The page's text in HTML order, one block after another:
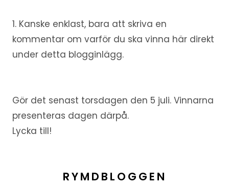
1. Kanske enklast, bara att skriva en
kommentar om varför du ska vinna här direkt
under detta blogginlägg.
Gör det senast torsdagen den 5 juli. Vinnarna
presenteras dagen därpå.
Lycka till!
RYMDBLOGGEN